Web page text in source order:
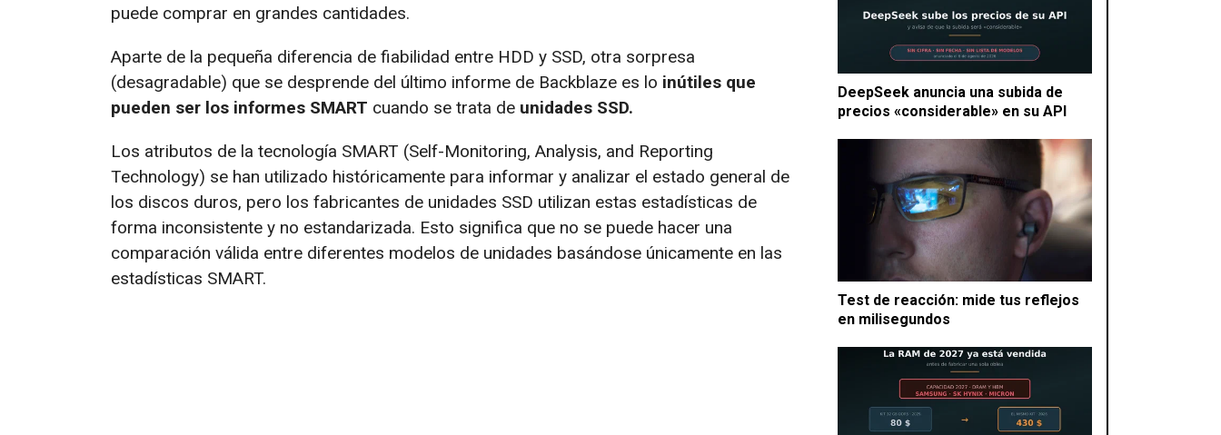
DeepSeek anuncia una subida de
precios «considerable» en su API
Test de reacción: mide tus reflejos
en milisegundos
puede comprar en grandes cantidades.
Aparte de la pequeña diferencia de fiabilidad entre HDD y SSD, otra sorpresa
(desagradable) que se desprende del último informe de Backblaze es lo inútiles que
pueden ser los informes SMART cuando se trata de unidades SSD.
Los atributos de la tecnología SMART (Self-Monitoring, Analysis, and Reporting
Technology) se han utilizado históricamente para informar y analizar el estado general de
los discos duros, pero los fabricantes de unidades SSD utilizan estas estadísticas de
forma inconsistente y no estandarizada. Esto significa que no se puede hacer una
comparación válida entre diferentes modelos de unidades basándose únicamente en las
estadísticas SMART.